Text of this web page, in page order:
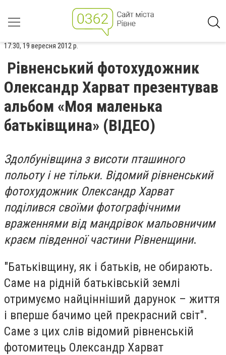
17:30, 19 вересня 2012 р.
Рівненський фотохудожник
Олександр Харват презентував
альбом «Моя маленька
батьківщина» (ВІДЕО)
Здолбунівщина з висоти пташиного
польоту і не тільки. Відомий рівненський
фотохудожник Олександр Харват
поділився своїми фотографічними
враженнями від мандрівок мальовничим
краєм південної частини Рівненщини.
"Батьківщину, як і батьків, не обирають.
Саме на рідній батьківській землі
отримуємо найцінніший дарунок – життя
і вперше бачимо цей прекрасний світ".
Саме з цих слів відомий рівненській
фотомитець Олександр Харват